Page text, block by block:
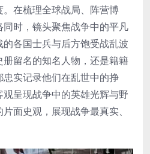
在梳理全球战局、阵营博
时，镜头聚焦战争中的平凡
各国士兵与后方饱受战乱波
留名的知名人物，还是籍籍
实记录他们在乱世中的挣
呈现战争中的英雄光辉与野
面史观，展现战争最真实、